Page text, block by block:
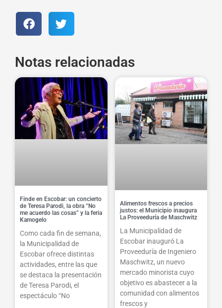
Notas relacionadas
Finde en Escobar: un concierto
de Teresa Parodi, la obra “No
me acuerdo las cosas” y la feria
Kamogelo
Como cada fin de semana,
la Municipalidad de
Escobar ofrece distintas
actividades, entre las que
se destaca la presentación
de Teresa Parodi, el
espectáculo “No
Alimentos frescos a precios
justos: el Municipio inaugura
La Proveeduría de Maschwitz
La Municipalidad de
Escobar inauguró La
Proveeduría de Ingeniero
Maschwitz, un nuevo
mercado minorista cuyo
objetivo es abastecer a la
comunidad con alimentos
frescos y